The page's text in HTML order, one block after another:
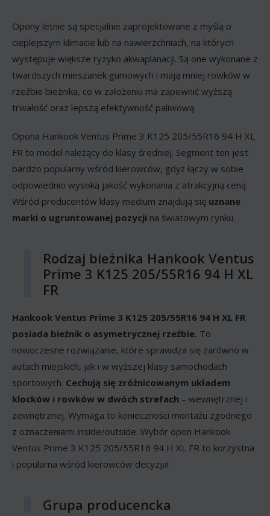
Opony letnie są specjalnie zaprojektowane z myślą o
cieplejszym klimacie lub na nawierzchniach, na których
występuje większe ryzyko akwaplanacji. Są one wykonane z
twardszych mieszanek gumowych i mają mniej rowków w
rzeźbie bieżnika, co w założeniu ma zapewnić wyższą
trwałość oraz lepszą efektywność paliwową.
Opona Hankook Ventus Prime 3 K125 205/55R16 94 H XL
FR to model należący do klasy średniej. Segment ten jest
bardzo popularny wśród kierowców, gdyż łączy w sobie
odpowiednio wysoką jakość wykonania z atrakcyjną ceną.
Wśród producentów klasy medium znajdują się uznane
marki o ugruntowanej pozycji na światowym rynku.
Rodzaj bieżnika Hankook Ventus
Prime 3 K125 205/55R16 94 H XL
FR
Hankook Ventus Prime 3 K125 205/55R16 94 H XL FR
posiada bieżnik o asymetrycznej rzeźbie. To
nowoczesne rozwiązanie, które sprawdza się zarówno w
autach miejskich, jak i w wyższej klasy samochodach
sportowych. Cechują się zróżnicowanym układem
klocków i rowków w dwóch strefach – wewnętrznej i
zewnętrznej. Wymaga to konieczności montażu zgodnego
z oznaczeniami inside/outside. Wybór opon Hankook
Ventus Prime 3 K125 205/55R16 94 H XL FR to korzystna
i popularna wśród kierowców decyzja!
Grupa producencka